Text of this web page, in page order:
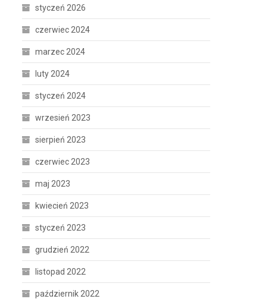
styczeń 2026
czerwiec 2024
marzec 2024
luty 2024
styczeń 2024
wrzesień 2023
sierpień 2023
czerwiec 2023
maj 2023
kwiecień 2023
styczeń 2023
grudzień 2022
listopad 2022
październik 2022